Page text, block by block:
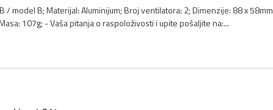
/ model B; Materijal: Aluminijum; Broj ventilatora: 2; Dimenzije: 88 x 58mm
107g; - Vaša pitanja o raspoloživosti i upite pošaljite na:...